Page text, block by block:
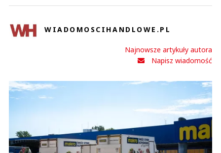
WIADOMOSCIHANDLOWE.PL
Najnowsze artykuły autora
Napisz wiadomość